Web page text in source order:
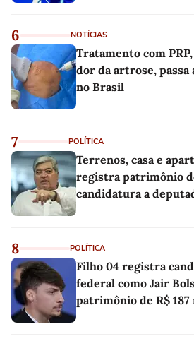
6 NOTÍCIAS
Tratamento com
dor da artrose,
no Brasil
7 POLÍTICA
Terrenos, casa e
registra patrimônio
candidatura a
8 POLÍTICA
Filho 04 registra
federal como Jair
patrimônio de R$